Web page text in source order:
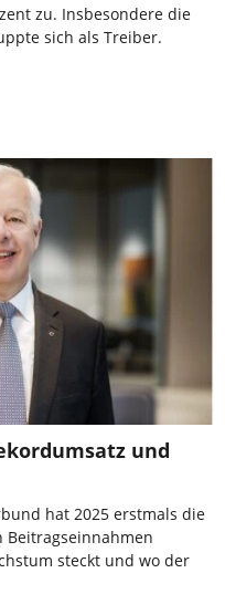
zu. Insbesondere die
sich als Treiber.
und
hat 2025 erstmals die
Beitragseinnahmen
steckt und wo der